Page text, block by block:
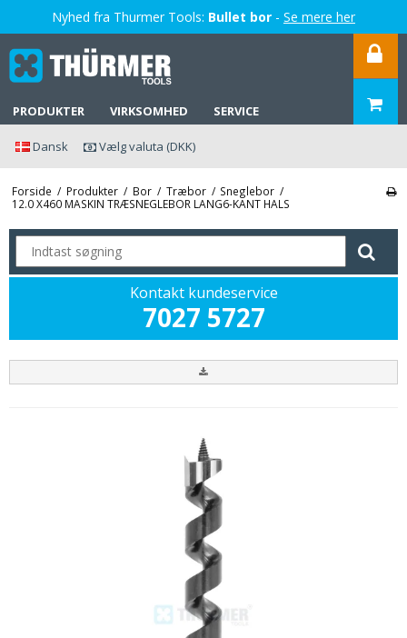
Nyhed fra Thurmer Tools: Bullet bor - Se mere her
SERVICE
VIRKSOMHED
PRODUKTER
Dansk Vælg valuta (DKK)
Forside / Produkter / Bor / Træbor / Sneglebor /
12.0 X460 MASKIN TRÆSNEGLEBOR LANG6-KANT HALS
Kontakt kundeservice
7027 5727